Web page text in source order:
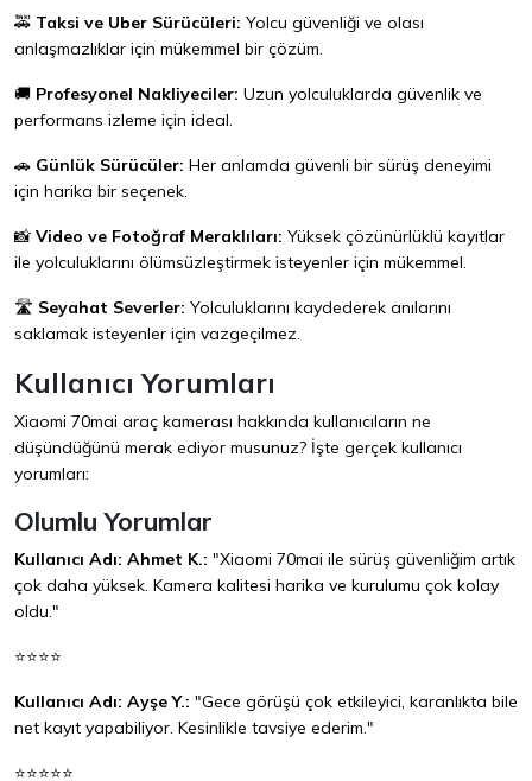
🚕 Taksi ve Uber Sürücüleri: Yolcu güvenliği ve olası
anlaşmazlıklar için mükemmel bir çözüm.
🚚 Profesyonel Nakliyeciler: Uzun yolculuklarda güvenlik ve
performans izleme için ideal.
🚗 Günlük Sürücüler: Her anlamda güvenli bir sürüş deneyimi
için harika bir seçenek.
📸 Video ve Fotoğraf Meraklıları: Yüksek çözünürlüklü kayıtlar
ile yolculuklarını ölümsüzleştirmek isteyenler için mükemmel.
🛣️ Seyahat Severler: Yolculuklarını kaydederek anılarını
saklamak isteyenler için vazgeçilmez.
Kullanıcı Yorumları
Xiaomi 70mai araç kamerası hakkında kullanıcıların ne
düşündüğünü merak ediyor musunuz? İşte gerçek kullanıcı
yorumları:
Olumlu Yorumlar
Kullanıcı Adı: Ahmet K.: "Xiaomi 70mai ile sürüş güvenliğim artık
çok daha yüksek. Kamera kalitesi harika ve kurulumu çok kolay
oldu."
⭐⭐⭐⭐
Kullanıcı Adı: Ayşe Y.: "Gece görüşü çok etkileyici, karanlıkta bile
net kayıt yapabiliyor. Kesinlikle tavsiye ederim."
⭐⭐⭐⭐⭐